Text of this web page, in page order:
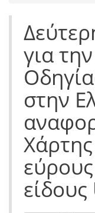
για
στην